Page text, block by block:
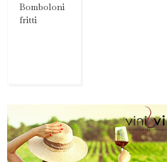
Bomboloni
fritti